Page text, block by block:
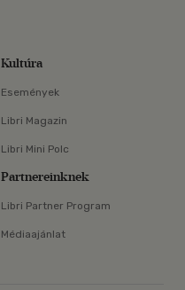
Kultúra
Események
Libri Magazin
Libri Mini Polc
Partnereinknek
Libri Partner Program
Médiaajánlat